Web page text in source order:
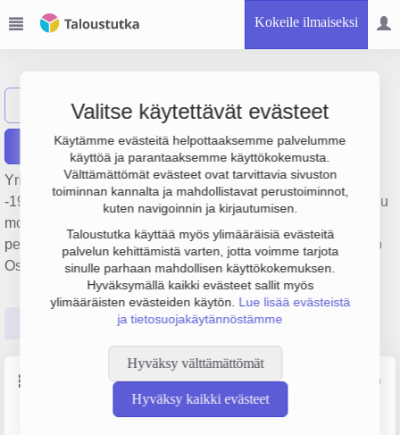
Kokeile ilmaiseksi
Valitse käytettävät evästeet
Käytämme evästeitä helpottaaksemme palvelumme
käyttöä ja parantaaksemme käyttökokemusta.
Välttämättömät evästeet ovat tarvittavia sivuston
toiminnan kannalta ja mahdollistavat perustoiminnot,
kuten navigoinnin ja kirjautumisen.
Taloustutka käyttää myös ylimääräisiä evästeitä
palvelun kehittämistä varten, jotta voimme tarjota
sinulle parhaan mahdollisen käyttökokemuksen.
Hyväksymällä kaikki evästeet sallit myös
ylimääräisten evästeiden käytön. Lue lisää evästeistä
ja tietosuojakäytännöstämme
Hyväksy välttämättömät
Hyväksy kaikki evästeet
Näytä haku BSM-palvelut Oy
Raportit
Yrityksen BSM-palvelut Oy liikevaihto on 841 000 € ja tulos
-197 000 €. Sen päätoimiala on Muualla luokittelematon muu
monenlainen sosiaalihuollon asumis- laitospalvelutoiminta,
perustamisvuosi 2008 ja sijainti Turku. Yrityksen yhtiömuoto
Osakeyhtiö (OY).
Tilinpäätösluvut Päättäjätiedot
Perustiedot Lähde: YTJ, PRH, Traficom
Henkilöstömäärä